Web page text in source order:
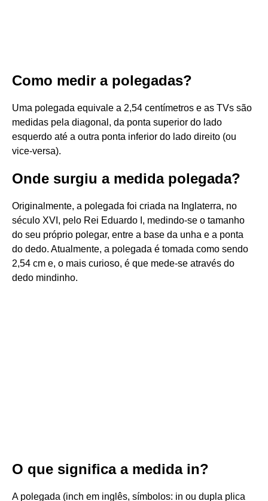
Como medir a polegadas?
Uma polegada equivale a 2,54 centímetros e as TVs são
medidas pela diagonal, da ponta superior do lado
esquerdo até a outra ponta inferior do lado direito (ou
vice-versa).
Onde surgiu a medida polegada?
Originalmente, a polegada foi criada na Inglaterra, no
século XVI, pelo Rei Eduardo I, medindo-se o tamanho
do seu próprio polegar, entre a base da unha e a ponta
do dedo. Atualmente, a polegada é tomada como sendo
2,54 cm e, o mais curioso, é que mede-se através do
dedo mindinho.
O que significa a medida in?
A polegada (inch em inglês, símbolos: in ou dupla plica